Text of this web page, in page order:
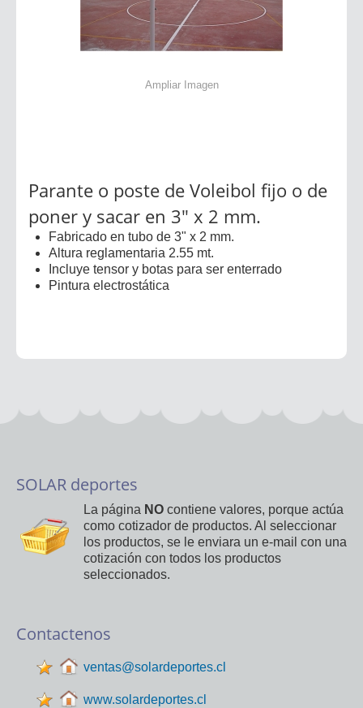
Ampliar Imagen
Parante o poste de Voleibol fijo o de
poner y sacar en 3" x 2 mm.
Fabricado en tubo de 3" x 2 mm.
Altura reglamentaria 2.55 mt.
Incluye tensor y botas para ser enterrado
Pintura electrostática
SOLAR deportes
La página NO contiene valores, porque actúa
como cotizador de productos. Al seleccionar
los productos, se le enviara un e-mail con una
cotización con todos los productos
seleccionados.
Contactenos
ventas@solardeportes.cl
www.solardeportes.cl